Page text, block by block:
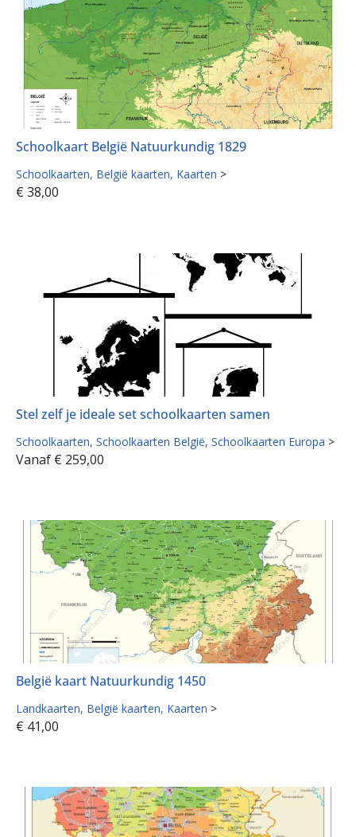
Schoolkaart België Natuurkundig 1829
Schoolkaarten België kaarten Kaarten >
€ 38,00
Stel zelf je ideale set schoolkaarten samen
Schoolkaarten Schoolkaarten België Schoolkaarten Europa >
Vanaf € 259,00
België kaart Natuurkundig 1450
Landkaarten België kaarten Kaarten >
€ 41,00